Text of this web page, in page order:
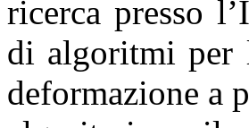
ricerca presso
di algoritmi per
deformazione a